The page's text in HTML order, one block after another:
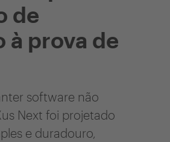
de
à prova de
software não
Next foi projetado
e duradouro,